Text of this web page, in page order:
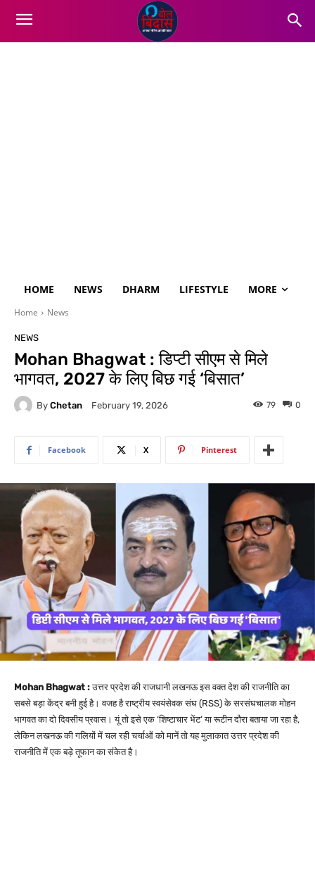
HOME NEWS DHARM LIFESTYLE MORE
Home News
NEWS
Mohan Bhagwat : डिप्टी सीएम से मिले
भागवत, 2027 के लिए बिछ गई ‘बिसात’
By Chetan February 19, 2026 0
79
Facebook X Pinterest
Mohan Bhagwat :उत्तर प्रदेश की राजधानी लखनऊ इस वक्त देश की राजनीति का
सबसे बड़ा केंद्र बनी हुई है। वजह है राष्ट्रीय स्वयंसेवक संघ (RSS) के सरसंघचालक मोहन
भागवत का दो दिवसीय प्रवास। यूं तो इसे एक ‘शिष्टाचार भेंट’ या रूटीन दौरा बताया जा रहा है,
लेकिन लखनऊ की गलियों में चल रही चर्चाओं को मानें तो यह मुलाकात उत्तर प्रदेश की
राजनीति में एक बड़े तूफान का संकेत है।